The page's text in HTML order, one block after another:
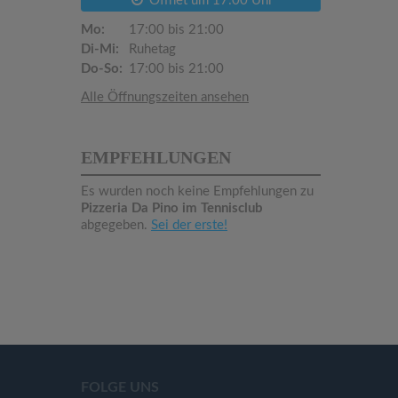
Mo:
17:00 bis 21:00
Di-Mi:
Ruhetag
Do-So:
17:00 bis 21:00
Alle Öffnungszeiten ansehen
EMPFEHLUNGEN
Es wurden noch keine Empfehlungen zu
Pizzeria Da Pino im Tennisclub
abgegeben. Sei der erste!
FOLGE UNS